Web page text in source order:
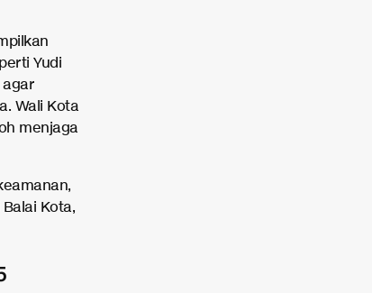
Yudi
Wali Kota
menjaga
Kota,